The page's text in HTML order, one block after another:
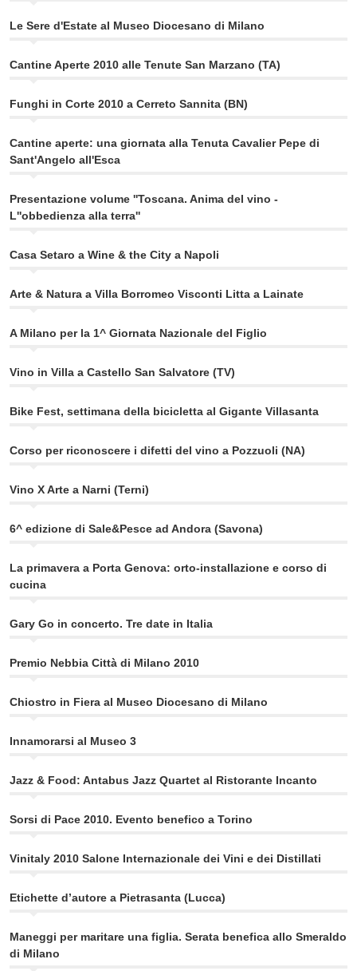
Le Sere d'Estate al Museo Diocesano di Milano
Cantine Aperte 2010 alle Tenute San Marzano (TA)
Funghi in Corte 2010 a Cerreto Sannita (BN)
Cantine aperte: una giornata alla Tenuta Cavalier Pepe di
Sant'Angelo all'Esca
Presentazione volume ''Toscana. Anima del vino -
L''obbedienza alla terra''
Casa Setaro a Wine & the City a Napoli
Arte & Natura a Villa Borromeo Visconti Litta a Lainate
A Milano per la 1^ Giornata Nazionale del Figlio
Vino in Villa a Castello San Salvatore (TV)
Bike Fest, settimana della bicicletta al Gigante Villasanta
Corso per riconoscere i difetti del vino a Pozzuoli (NA)
Vino X Arte a Narni (Terni)
6^ edizione di Sale&Pesce ad Andora (Savona)
La primavera a Porta Genova: orto-installazione e corso di
cucina
Gary Go in concerto. Tre date in Italia
Premio Nebbia Città di Milano 2010
Chiostro in Fiera al Museo Diocesano di Milano
Innamorarsi al Museo 3
Jazz & Food: Antabus Jazz Quartet al Ristorante Incanto
Sorsi di Pace 2010. Evento benefico a Torino
Vinitaly 2010 Salone Internazionale dei Vini e dei Distillati
Etichette d’autore a Pietrasanta (Lucca)
Maneggi per maritare una figlia. Serata benefica allo Smeraldo
di Milano